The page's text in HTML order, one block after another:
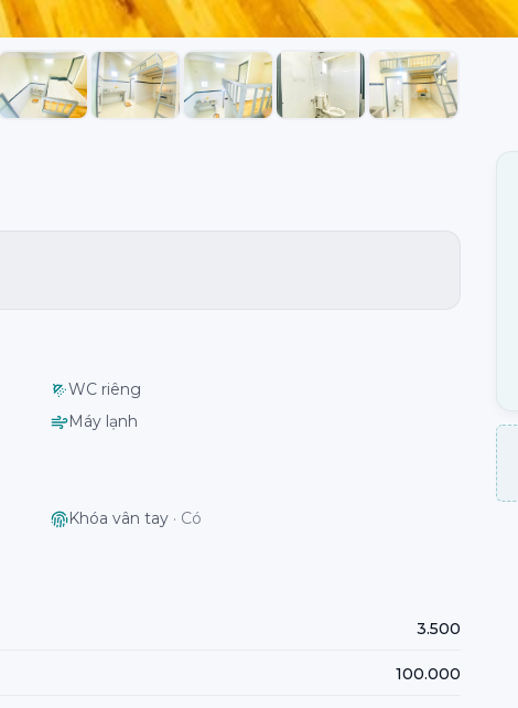
WC riêng
Máy lạnh
Khóa vân tay · Có
3.500
100.000